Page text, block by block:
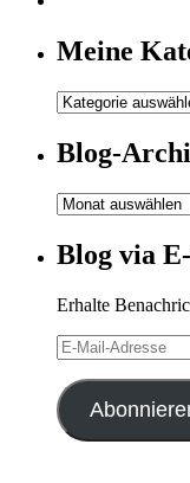
Meine
Meine
Blog-
Blog-
Blog via
Erhalte
E-
Mail-
Adresse